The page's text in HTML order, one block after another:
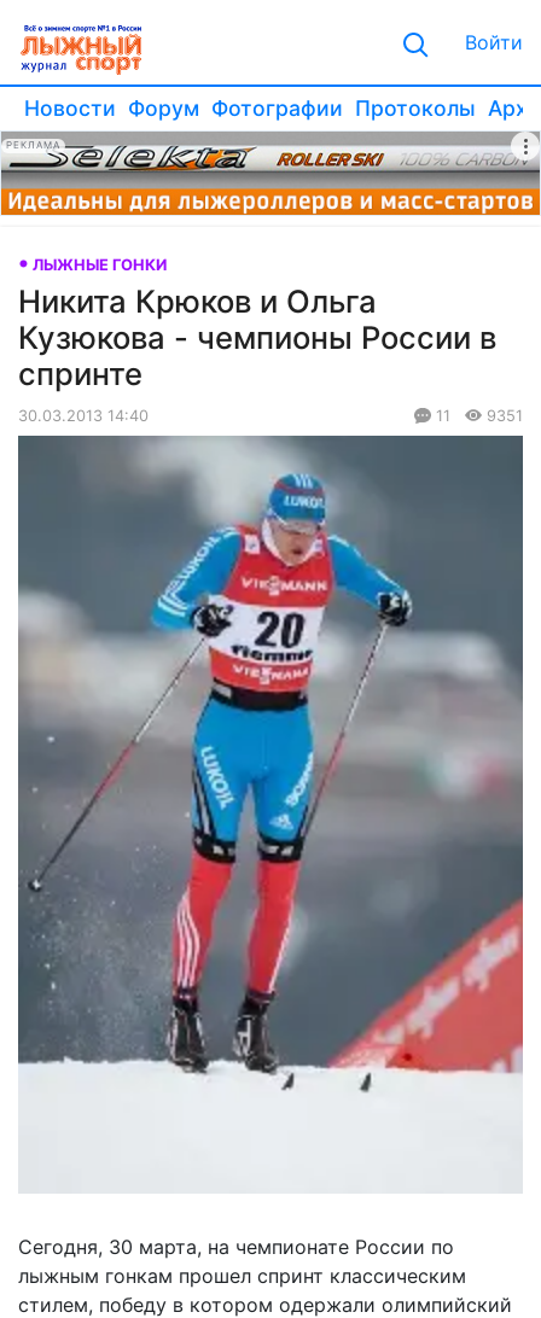
Войти
Новости Форум Фотографии Протоколы
РЕКЛАМА
ЛЫЖНЫЕ ГОНКИ
Никита Крюков и Ольга
Кузюкова - чемпионы России в
спринте
30.03.2013 14:40 11 9351
Сегодня, 30 марта, на чемпионате России по
лыжным гонкам прошел спринт классическим
стилем, победу в котором одержали олимпийский